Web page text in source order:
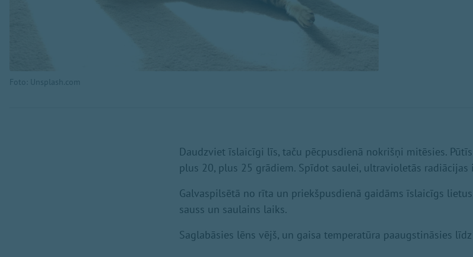
Foto: Unsplash.com
Daudzviet īslaicīgi līs, taču pēcpusdienā nokrišņi mitēsies.
plus 20, plus 25 grādiem. Spīdot saulei, ultravioletās radiācijas
Galvaspilsētā no rīta un priekšpusdienā gaidāms īslaicīgs
sauss un saulains laiks.
Saglabāsies lēns vējš, un gaisa temperatūra paaugstināsies